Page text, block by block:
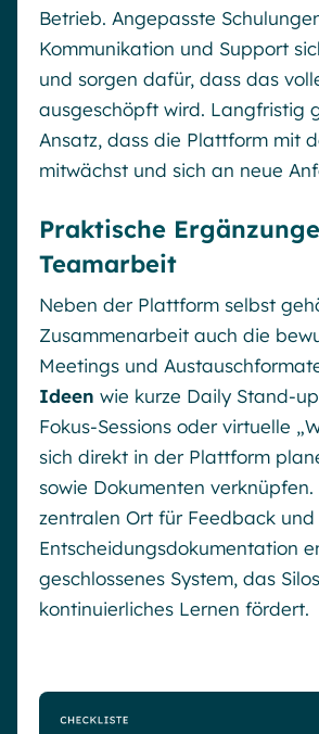
Betrieb. Angepasste
Kommunikation und Support
und sorgen dafür, dass das
ausgeschöpft wird. Langfristig
Ansatz, dass die Plattform mit
mitwächst und sich an neue
Praktische
Teamarbeit
Neben der Plattform selbst
Zusammenarbeit auch die
Meetings und
Ideen wie kurze Daily Stand-
Fokus-Sessions oder virtuelle
sich direkt in der Plattform
sowie Dokumenten
zentralen Ort für Feedback und
Entscheidungsdokumentation
geschlossenes System, das
kontinuierliches Lernen fördert.